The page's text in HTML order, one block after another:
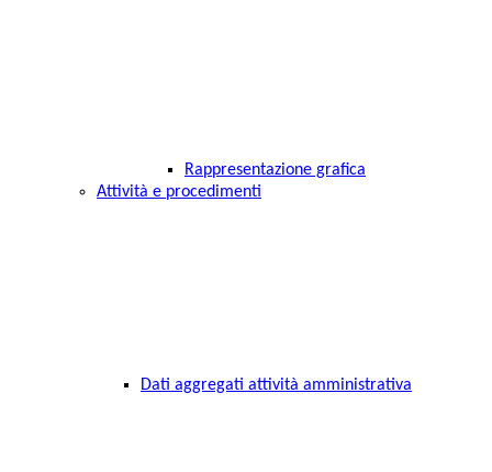
Rappresentazione grafica
Attività e procedimenti
Dati aggregati attività amministrativa